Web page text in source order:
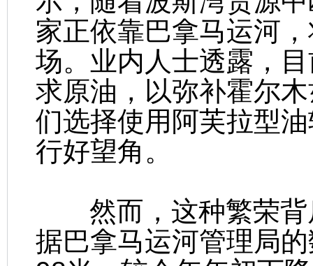
家正依靠巴拿马运河
场。业内人士透露，
求原油，以弥补霍尔
们选择使用阿芙拉型
行好望角。
然而，这种繁荣背
据巴拿马运河管理局